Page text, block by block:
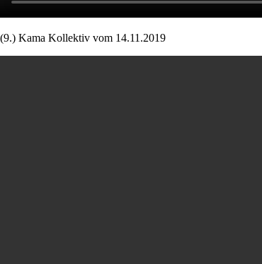
(9.) Kama Kollektiv vom 14.11.2019